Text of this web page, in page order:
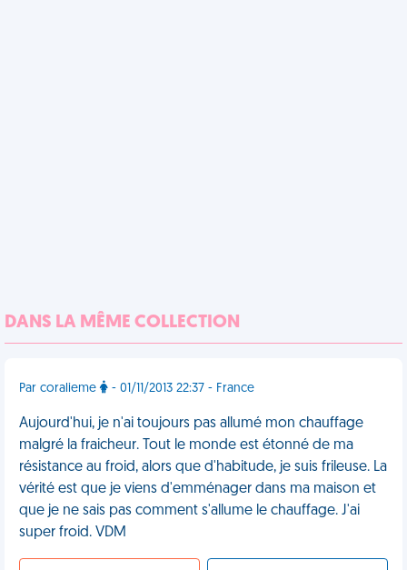
DANS LA MÊME COLLECTION
Par coralieme - 01/11/2013 22:37 - France
Aujourd'hui, je n'ai toujours pas allumé mon chauffage
malgré la fraicheur. Tout le monde est étonné de ma
résistance au froid, alors que d'habitude, je suis frileuse. La
vérité est que je viens d'emménager dans ma maison et
que je ne sais pas comment s'allume le chauffage. J'ai
super froid. VDM